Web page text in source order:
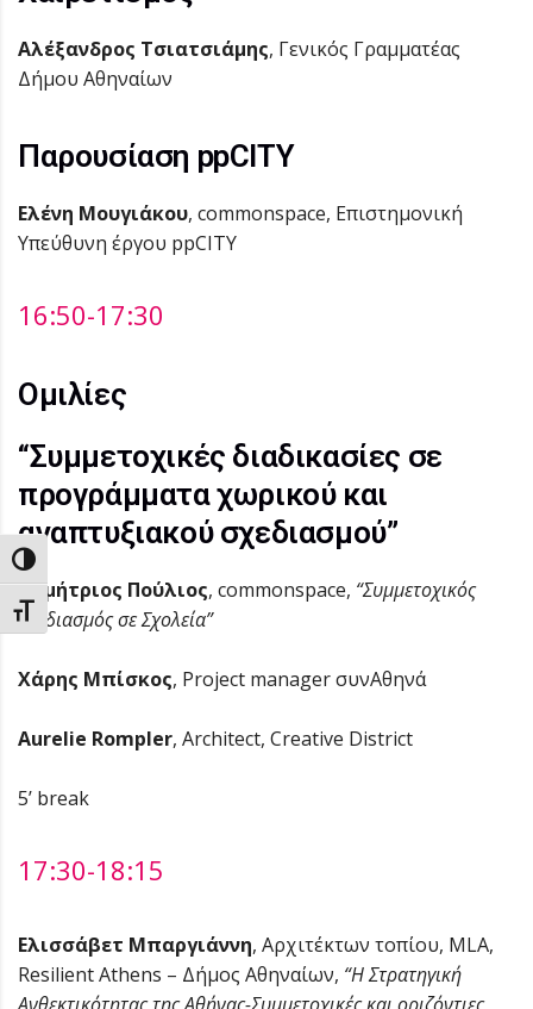
Εναλλαγή Υψηλής Αντίθεσης
Εναλλαγή Μεγέθους Γραμμάτων
Αλέξανδρος Τσιατσιάμης, Γενικός Γραμματέας
Δήμου Αθηναίων
Παρουσίαση ppCITY
Ελένη Μουγιάκου, commonspace, Επιστημονική
Υπεύθυνη έργου ppCITY
16:50-17:30
Ομιλίες
“Συμμετοχικές διαδικασίες σε
προγράμματα χωρικού και
αναπτυξιακού σχεδιασμού”
Δημήτριος Πούλιος, commonspace, “Συμμετοχικός
Σχεδιασμός σε Σχολεία”
Χάρης Μπίσκος, Project manager συνΑθηνά
Aurelie Rompler, Architect, Creative District
5’ break
17:30-18:15
Ελισσάβετ Μπαργιάννη, Αρχιτέκτων τοπίου, MLA,
Resilient Athens – Δήμος Αθηναίων, “Η Στρατηγική